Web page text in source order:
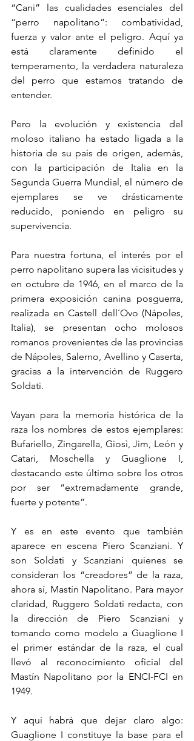
“Cani” las cualidades esenciales del
“perro napolitano”: combatividad,
fuerza y valor ante el peligro. Aquí ya
está claramente definido el
temperamento, la verdadera naturaleza
del perro que estamos tratando de
entender.
Pero la evolución y existencia del
moloso italiano ha estado ligada a la
historia de su país de origen, además,
con la participación de Italia en la
Segunda Guerra Mundial, el número de
ejemplares se ve drásticamente
reducido, poniendo en peligro su
supervivencia.
Para nuestra fortuna, el interés por el
perro napolitano supera las vicisitudes y
en octubre de 1946, en el marco de la
primera exposición canina posguerra,
realizada en Castell dell´Ovo (Nápoles,
Italia), se presentan ocho molosos
romanos provenientes de las provincias
de Nápoles, Salerno, Avellino y Caserta,
gracias a la intervención de Ruggero
Soldati.
Vayan para la memoria histórica de la
raza los nombres de estos ejemplares:
Bufariello, Zingarella, Giosì, Jim, León y
Catari, Moschella y Guaglione I,
destacando este último sobre los otros
por ser “extremadamente grande,
fuerte y potente”.
Y es en este evento que también
aparece en escena Piero Scanziani. Y
son Soldati y Scanziani quienes se
consideran los “creadores” de la raza,
ahora sí, Mastín Napolitano. Para mayor
claridad, Ruggero Soldati redacta, con
la dirección de Piero Scanziani y
tomando como modelo a Guaglione I
el primer estándar de la raza, el cual
llevó al reconocimiento oficial del
Mastín Napolitano por la ENCI-FCI en
1949.
Y aquí habrá que dejar claro algo:
Guaglione I constituye la base para el